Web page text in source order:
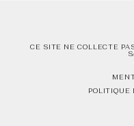
CE SITE NE COLLECTE
POLITIQUE